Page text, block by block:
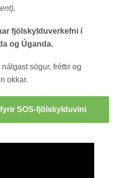
fjölskylduverkefni í
og Úganda.
sög­ur, frétt­ir og
okk­ar.
SOS-fjöl­skyldu­vini